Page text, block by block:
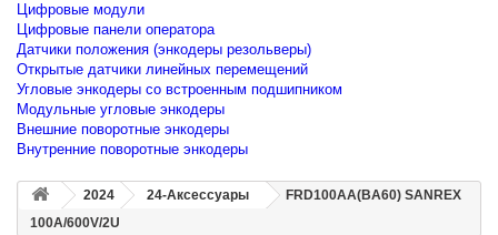
Цифровые модули
Цифровые панели оператора
Датчики положения (энкодеры резольверы)
Открытые датчики линейных перемещений
Угловые энкодеры со встроенным подшипником
Модульные угловые энкодеры
Внешние поворотные энкодеры
Внутренние поворотные энкодеры
2024 24-Аксессуары
FRD100AA(BA60) SANREX
100A/600V/2U